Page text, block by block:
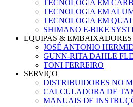
TECNOLOGIA EM
TECNOLOGIA EM
TECNOLOGIA EM
SHIMANO E-BIKE
EQUIPAS & EMBAIXADORES
JOSÉ ANTONIO
GUNN-RITA DAHLE
TONI FERREIRO
SERVIÇO
DISTRIBUIDORES NO
CALCULADORA DE
MANUAIS DE